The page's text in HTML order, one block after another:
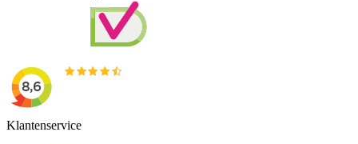
Klantenservice